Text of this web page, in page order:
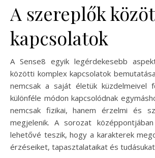
A szereplők
kapcsolatok
A Sense8 egyik legérdekesebb
közötti komplex kapcsolatok
nemcsak a saját életük küzdelmeivel
különféle módon kapcsolódnak
nemcsak fizikai, hanem érzelmi és
megjelenik. A sorozat
lehetővé teszik, hogy a karakterek
érzéseiket, tapasztalataikat és